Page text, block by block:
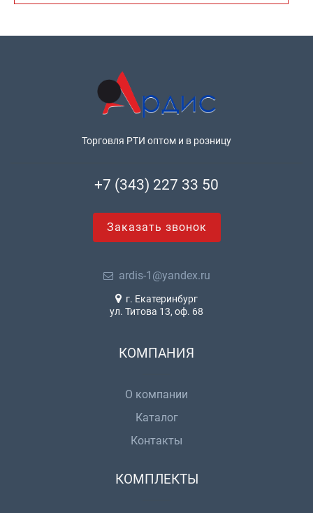
Торговля РТИ оптом и в розницу
+7 (343) 227 33 50
Заказать звонок
ardis-1@yandex.ru
г. Екатеринбург
ул. Титова 13, оф. 68
КОМПАНИЯ
О компании
Каталог
Контакты
КОМПЛЕКТЫ